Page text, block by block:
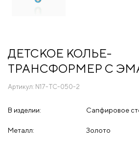
ДЕТСКОЕ КОЛЬЕ-
ТРАНСФОРМЕР С
Артикул: N17-TC-050-2
В изделии: Сапфировое
Металл: Золото